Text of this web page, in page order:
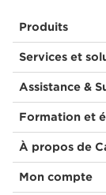
Produits
Services et
Assistance &
Formation et
À propos de
Mon compte